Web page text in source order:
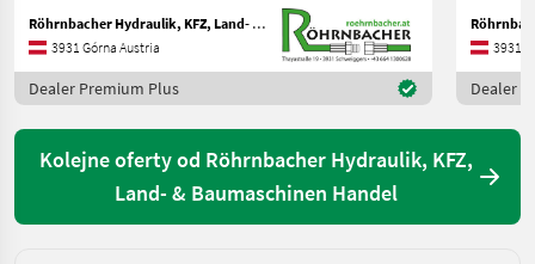
Röhrnbacher Hydraulik, KFZ, Land- & Baumaschinen Handel
3931 Górna Austria
Dealer Premium Plus
3931
Dealer
Kolejne oferty od Röhrnbacher Hydraulik, KFZ,
Land- & Baumaschinen Handel